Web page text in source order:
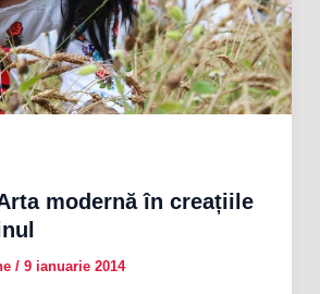
modernă în creațiile
/ 9 ianuarie 2014